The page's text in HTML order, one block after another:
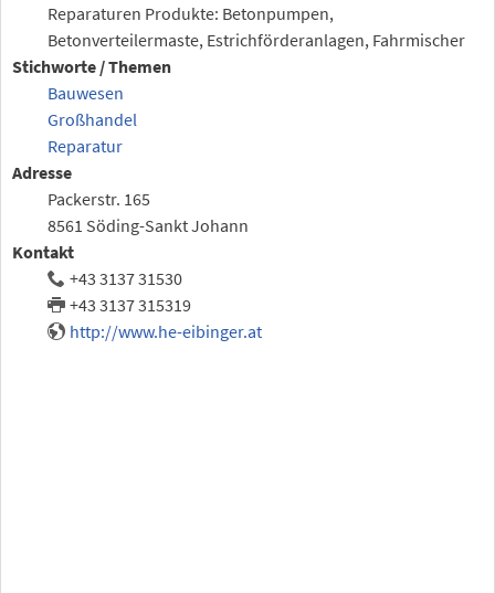
Reparaturen Produkte: Betonpumpen,
Betonverteilermaste, Estrichförderanlagen, Fahrmischer
Stichworte / Themen
Bauwesen
Großhandel
Reparatur
Adresse
Packerstr. 165
8561 Söding-Sankt Johann
Kontakt
+43 3137 31530
+43 3137 315319
http://www.he-eibinger.at